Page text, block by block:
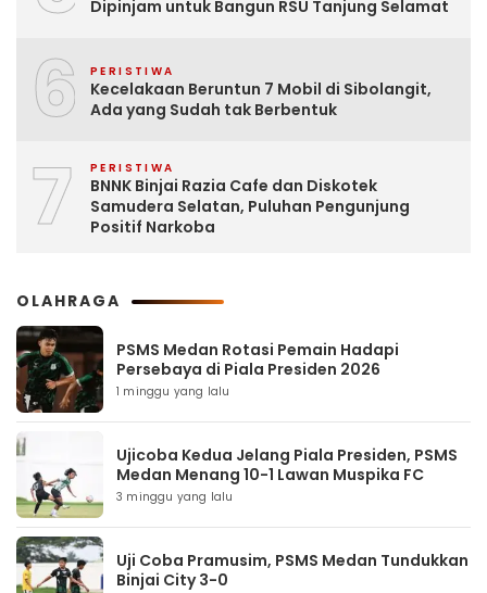
Dipinjam untuk Bangun RSU Tanjung Selamat
6 PERISTIWA
Kecelakaan Beruntun 7 Mobil di Sibolangit,
Ada yang Sudah tak Berbentuk
7 PERISTIWA
BNNK Binjai Razia Cafe dan Diskotek
Samudera Selatan, Puluhan Pengunjung
Positif Narkoba
OLAHRAGA
PSMS Medan Rotasi Pemain Hadapi
Persebaya di Piala Presiden 2026
1 minggu yang lalu
Ujicoba Kedua Jelang Piala Presiden, PSMS
Medan Menang 10-1 Lawan Muspika FC
3 minggu yang lalu
Uji Coba Pramusim, PSMS Medan Tundukkan
Binjai City 3-0